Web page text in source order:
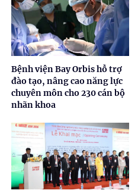
Bệnh viện Bay Orbis hỗ trợ
đào tạo, nâng cao năng lực
chuyên môn cho 230 cán bộ
nhãn khoa